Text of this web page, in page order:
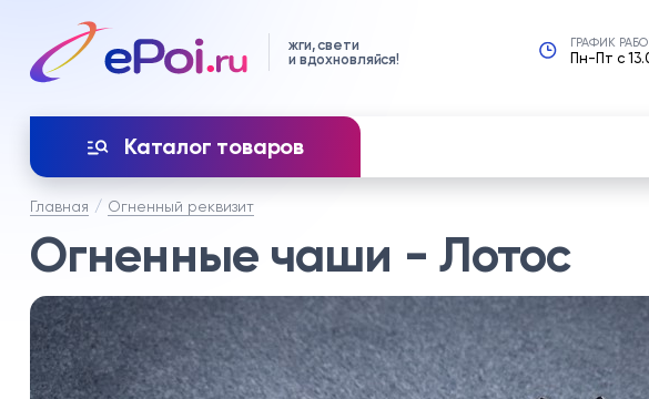
жги, свети
и вдохновляйся!
ГРАФИК
Пн-Пт с
Каталог товаров
Главная Огненный реквизит
Огненные чаши - Лотос